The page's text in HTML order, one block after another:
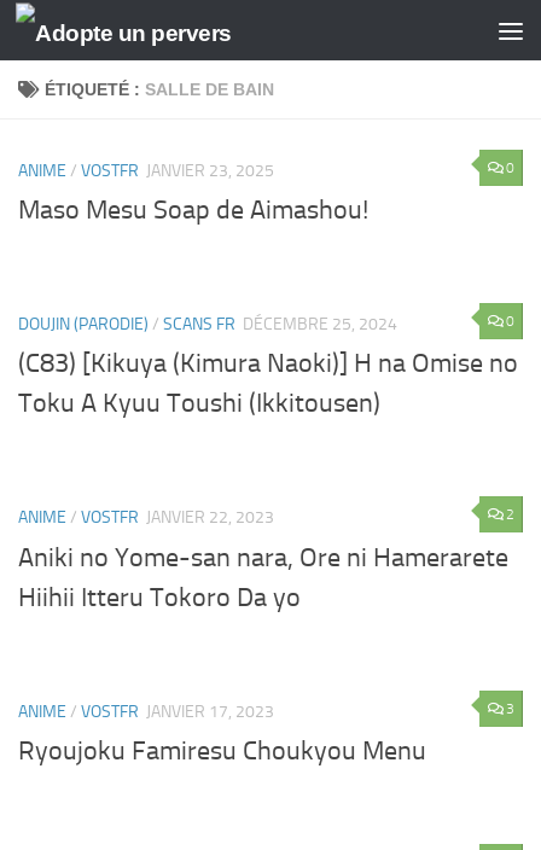
Skip to content
ÉTIQUETÉ : SALLE DE BAIN
0
ANIME / VOSTFR JANVIER 23, 2025
Maso Mesu Soap de Aimashou!
0
DOUJIN (PARODIE) / SCANS FR DÉCEMBRE 25, 2024
(C83) [Kikuya (Kimura Naoki)] H na Omise no
Toku A Kyuu Toushi (Ikkitousen)
2
ANIME / VOSTFR JANVIER 22, 2023
Aniki no Yome-san nara, Ore ni Hamerarete
Hiihii Itteru Tokoro Da yo
3
ANIME / VOSTFR JANVIER 17, 2023
Ryoujoku Famiresu Choukyou Menu